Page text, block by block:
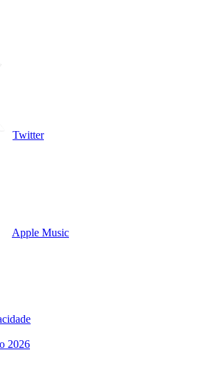
Twitter
Apple Music
2026